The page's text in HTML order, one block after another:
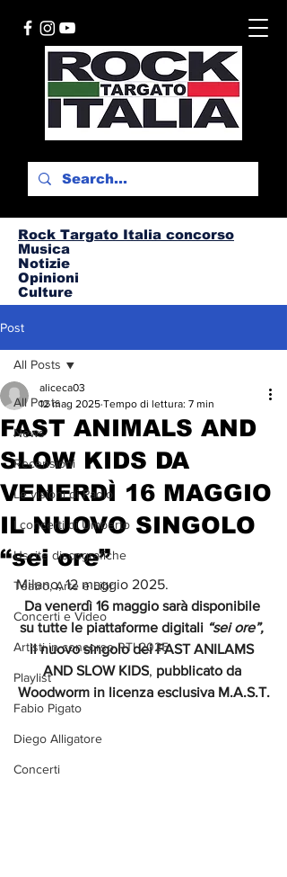
Rock Targato Italia concorso
Musica
Notizie
Opinioni
Culture
Post
All Posts
News
Recensioni
Le visioni di Paolo
I concerti di Umberto
Uscite discografiche
Teatro, Arte e Libri
Concerti e Video
Artisti in concorso RTI 2025
Playlist
Fabio Pigato
Diego Alligatore
Concerti
All Posts
FAST ANIMALS AND
SLOW KIDS DA
VENERDÌ 16 MAGGIO
IL NUOVO SINGOLO
“sei ore”
aliceca03
12 mag 2025 Tempo di lettura: 7 min
Milano, 12 maggio 2025.
Da venerdì 16 maggio sarà disponibile
su tutte le piattaforme digitali “sei ore”,
il nuovo singolo dei FAST ANILAMS
AND SLOW KIDS, pubblicato da
Woodworm in licenza esclusiva M.A.S.T.